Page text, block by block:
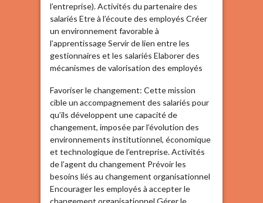
l’entreprise). Activités du partenaire des
salariés Etre à l’écoute des employés Créer
un environnement favorable à
l’apprentissage Servir de lien entre les
gestionnaires et les salariés Elaborer des
mécanismes de valorisation des employés
Favoriser le changement: Cette mission
cible un accompagnement des salariés pour
qu’ils développent une capacité de
changement, imposée par l’évolution des
environnements institutionnel, économique
et technologique de l’entreprise. Activités
de l’agent du changement Prévoir les
besoins liés au changement organisationnel
Encourager les employés à accepter le